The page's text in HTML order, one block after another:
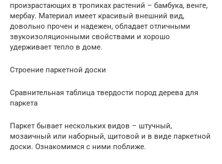
произрастающих в тропиках растений – бамбука, венге,
мербау. Материал имеет красивый внешний вид,
довольно прочен и надежен, обладает отличными
звукоизоляционными свойствами и хорошо
удерживает тепло в доме.
Строение паркетной доски
Сравнительная таблица твердости пород дерева для
паркета
Паркет бывает нескольких видов – штучный,
мозаичный или наборный, щитовой и в виде паркетной
доски. Ознакомимся с ними поближе.